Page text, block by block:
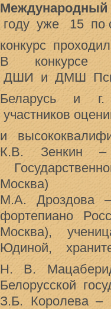
году уже 15 по
конкурс
В конкурсе
ДШИ и ДМШ
Беларусь и г.
участников
и
К.В. Зенкин –
Москва)
М.А. Дроздова
фортепиано
Москва),
Юдиной,
Н. В.
Белорусской
З.Б. Королева